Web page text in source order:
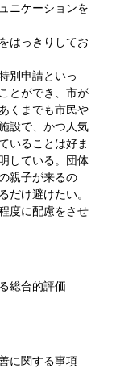
ニケーションを
はっきりしてお
別申請といっ
とができ、市が
くまでも市民や
設で、かつ人気
いることは好ま
している。団体
親子が来るの
だけ避けたい。
度に配慮をさせ
総合的評価
に関する事項